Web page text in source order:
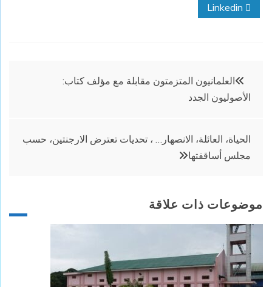
تصفّح
المقالات
العلمانيون المتزمتون مقابلة مع مؤلف كتاب:
الأصوليون الجدد
الحياة، العائلة، الانصهار… ، تحديات تعترض الارجنتين، حسب
مجلس أساقفتها
موضوعات ذات علاقة